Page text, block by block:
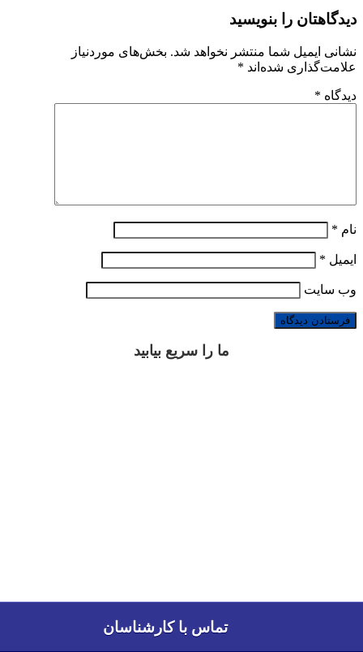
دیدگاهتان را بنویسید
نشانی ایمیل شما منتشر نخواهد شد. بخش‌های موردنیاز
علامت‌گذاری شده‌اند *
دیدگاه *
نام *
ایمیل *
وب‌ سایت
ما را سریع بیابید
تماس با کارشناسان
تماس با کارشناسان